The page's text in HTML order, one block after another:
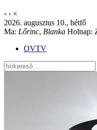
‹ › ×
2026. augusztus 10., hétfő
Ma: Lőrinc, Blanka Holnap:
OVTV